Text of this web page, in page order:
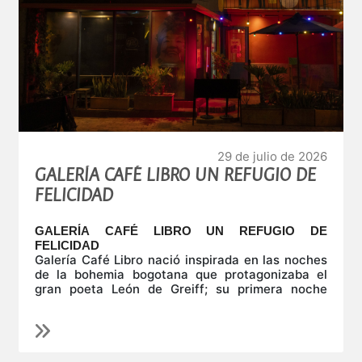
29 de julio de 2026
GALERÍA CAFÉ LIBRO UN REFUGIO DE
FELICIDAD
GALERÍA CAFÉ LIBRO UN REFUGIO DE
FELICIDAD
Galería Café Libro nació inspirada en las noches
de la bohemia bogotana que protagonizaba el
gran poeta León de Greiff; su primera noche
Luis Díaz-Granados, J. Mario Arbeláez y otras
necesitaba un espacio en que se juntaran las